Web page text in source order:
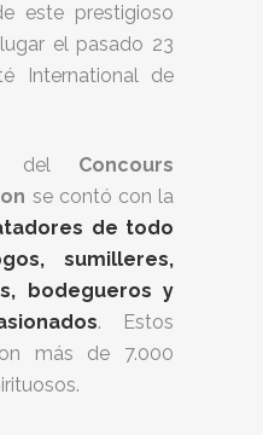
este prestigioso
el pasado 23
International de
del Concours
se contó con la
de todo
sumilleres,
bodegueros y
. Estos
más de 7.000